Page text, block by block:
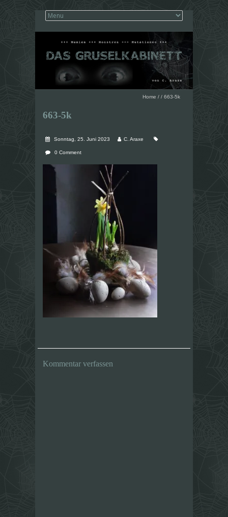
Home / / 663-5k
663-5k
Sonntag, 25. Juni 2023 C. Araxe
0 Comment
Kommentar verfassen